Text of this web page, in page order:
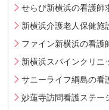
せらび新横浜の看護師
新横浜介護老人保健施
ファイン新横浜の看護
新横浜スパインクリニ
サニーライフ綱島の看
妙蓮寺訪問看護ステー